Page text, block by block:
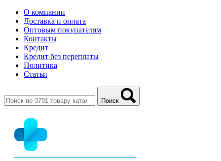
О компании
Доставка и оплата
Оптовым покупателям
Контакты
Кредит
Кредит без переплаты
Политика
Статьи
Поиск